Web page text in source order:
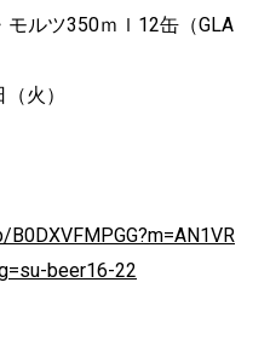
ルツ350ｍｌ12缶（GLA
火）
beer16-22